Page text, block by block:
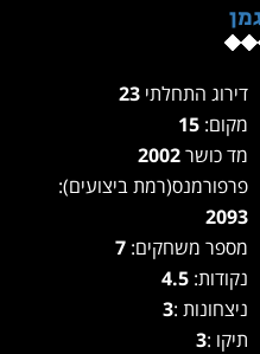
דירוג התחלתי
מקום:
מד כושר
פרפורמנס(רמת ביצועים):
2093
מספר משחקים:
נקודות: 4.5
ניצחונות :3
תיקו :3